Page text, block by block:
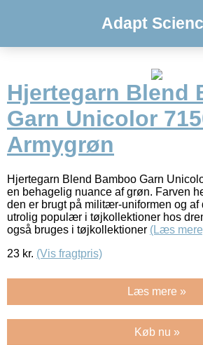
Adapt
Hjertegarn Blend
Garn Unicolor
Armygrøn
Hjertegarn Blend Bamboo Garn
en behagelig nuance af grøn. Farven
den er brugt på militær-uniformen og af
utrolig populær i tøjkollektioner hos
også bruges i tøjkollektioner (Læs
23 kr. (Vis fragtpris)
Læs mere »
Køb nu »